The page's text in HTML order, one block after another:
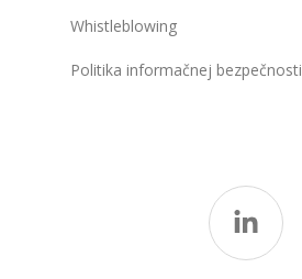
Whistleblowing
Politika informačnej bezpečnosti